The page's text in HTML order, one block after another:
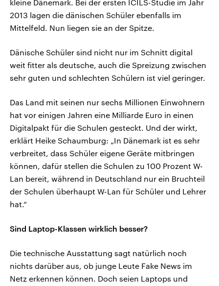
kleine Dänemark. Bei der ersten ICILS-Studie im Jahr
2013 lagen die dänischen Schüler ebenfalls im
Mittelfeld. Nun liegen sie an der Spitze.
Dänische Schüler sind nicht nur im Schnitt digital
weit fitter als deutsche, auch die Spreizung zwischen
sehr guten und schlechten Schülern ist viel geringer.
Das Land mit seinen nur sechs Millionen Einwohnern
hat vor einigen Jahren eine Milliarde Euro in einen
Digitalpakt für die Schulen gesteckt. Und der wirkt,
erklärt Heike Schaumburg: „In Dänemark ist es sehr
verbreitet, dass Schüler eigene Geräte mitbringen
können, dafür stellen die Schulen zu 100 Prozent W-
Lan bereit, während in Deutschland nur ein Bruchteil
der Schulen überhaupt W-Lan für Schüler und Lehrer
hat.“
Sind Laptop-Klassen wirklich besser?
Die technische Ausstattung sagt natürlich noch
nichts darüber aus, ob junge Leute Fake News im
Netz erkennen können. Doch seien Laptops und